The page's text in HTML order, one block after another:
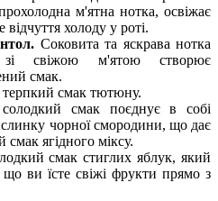
м'ятна нотка, освіжає
холоду у роті.
Соковита та яскрава нотка
зі свіжою м'ятою створює
смак.
смак тютюну.
смак поєднує в собі
чорної смородини, що дає
смак ягідного міксу.
смак стиглих яблук, який
ви їсте свіжі фрукти прямо з